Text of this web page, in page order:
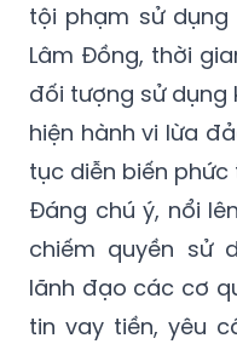
tội phạm sử
Lâm Đồng, thời
đối tượng sử dụng
hiện hành vi lừa
tục diễn biến phức
Đáng chú ý, nổi
chiếm quyền sử
lãnh đạo các cơ
tin vay tiền, yêu